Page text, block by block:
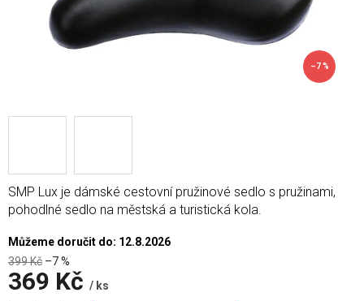
–7 %
399 Kč –7 %
369 Kč / ks
Můžeme doručit do: 12.8.2026
SMP Lux je dámské cestovní pružinové sedlo s pružinami,
pohodlné sedlo na městská a turistická kola.